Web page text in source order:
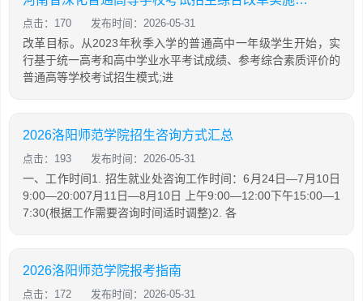
点击：170 发布时间：2026-05-31
改革目标。从2023年秋季入学的普通高中一年级学生开始，实
行基于统一高考和高中学业水平考试成绩、参考综合素质评价的
普通高等学校考试招生模式;进
2026洛阳师范学院招生咨询方式汇总
点击：193 发布时间：2026-05-31
一、工作时间1. 招生就业处咨询工作时间：6月24日—7月10日
9:00—20:007月11日—8月10日 上午9:00—12:00下午15:00—1
7:30(根据工作需要咨询时间适时调整)2. 各
2026洛阳师范学院报考指南
点击：172 发布时间：2026-05-31